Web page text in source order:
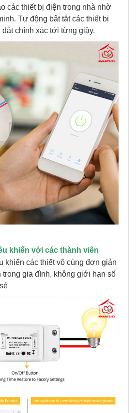
các thiết bị điện trong nhà nhờ
Tự động bật tắt các thiết bị
chính xác tới từng giây.
khiển với các thành viên
khiển các thiết vô cùng đơn giản
trong gia đình, không giới hạn số